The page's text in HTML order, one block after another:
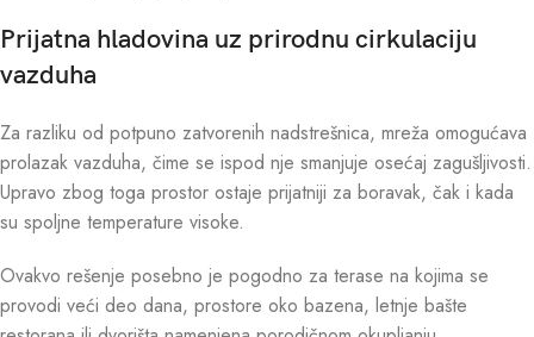
Prijatna hladovina uz prirodnu cirkulaciju
vazduha
Za razliku od potpuno zatvorenih nadstrešnica, mreža omogućava
prolazak vazduha, čime se ispod nje smanjuje osećaj zagušljivosti.
Upravo zbog toga prostor ostaje prijatniji za boravak, čak i kada
su spoljne temperature visoke.
Ovakvo rešenje posebno je pogodno za terase na kojima se
provodi veći deo dana, prostore oko bazena, letnje bašte